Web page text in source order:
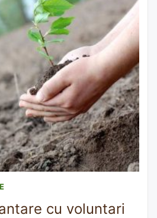
cu voluntari